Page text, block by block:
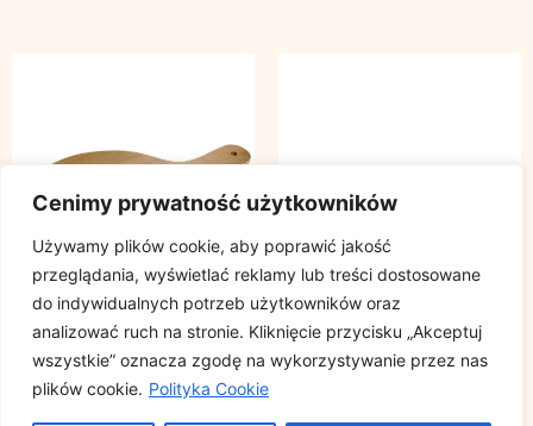
Cenimy prywatność użytkowników
Używamy plików cookie, aby poprawić jakość
przeglądania, wyświetlać reklamy lub treści dostosowane
do indywidualnych potrzeb użytkowników oraz
analizować ruch na stronie. Kliknięcie przycisku „Akceptuj
wszystkie” oznacza zgodę na wykorzystywanie przez nas
plików cookie. Polityka Cookie
Taca bambusowa okrągła